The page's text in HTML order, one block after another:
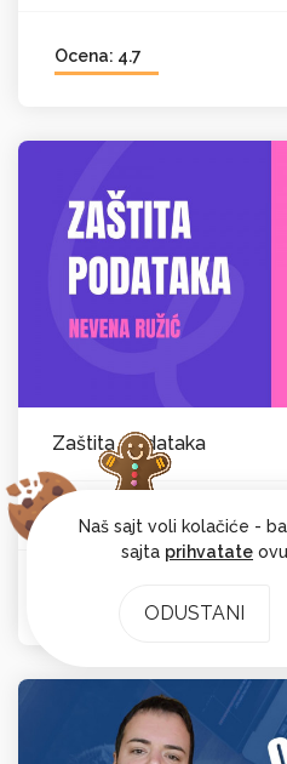
Ocena: 4.7
Zaštita podataka
Od:
Naš sajt voli kolačiće -
sajta prihvatate
ODUSTANI